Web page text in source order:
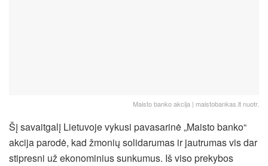
Maisto banko akcija | maistobankas.lt nuotr.
Šį savaitgalį Lietuvoje vykusi pavasarinė „Maisto banko“
akcija parodė, kad žmonių solidarumas ir jautrumas vis dar
stipresni už ekonominius sunkumus. Iš viso prekybos